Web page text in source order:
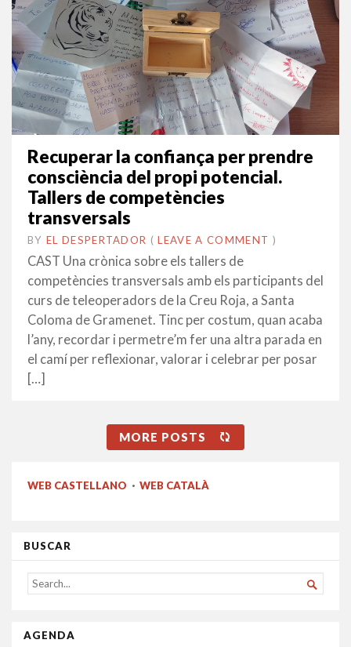
Recuperar la confiança per prendre
consciència del propi potencial.
Tallers de competències
transversals
BY EL DESPERTADOR ON
12
GENER
•(LEAVE A COMMENT )
CAST Una crònica sobre els tallers de
competències transversals amb els participants del
curs de teleoperadors de la Creu Roja, a Santa
Coloma de Gramenet. Tinc per costum, quan acaba
l’any, recordar i permetre’m fer una altra parada en
el camí per reflexionar, valorar i celebrar per posar
[…]
MORE POSTS
WEB CASTELLANO · WEB CATALÀ
BUSCAR
SEARCH
FOR...

AGENDA